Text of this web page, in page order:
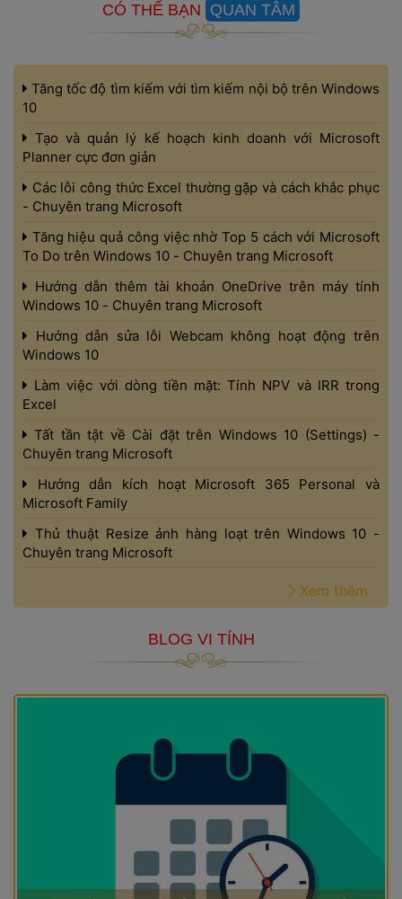
CÓ THỂ BẠN QUAN TÂM
Tăng tốc độ tìm kiếm với tìm kiếm nội bộ trên Windows
10
Tạo và quản lý kế hoạch kinh doanh với Microsoft
Planner cực đơn giản
Các lỗi công thức Excel thường gặp và cách khắc phục
- Chuyên trang Microsoft
Tăng hiệu quả công việc nhờ Top 5 cách với Microsoft
To Do trên Windows 10 - Chuyên trang Microsoft
Hướng dẫn thêm tài khoản OneDrive trên máy tính
Windows 10 - Chuyên trang Microsoft
Hướng dẫn sửa lỗi Webcam không hoạt động trên
Windows 10
Làm việc với dòng tiền mặt: Tính NPV và IRR trong
Excel
Tất tần tật về Cài đặt trên Windows 10 (Settings) -
Chuyên trang Microsoft
Hướng dẫn kích hoạt Microsoft 365 Personal và
Microsoft Family
Thủ thuật Resize ảnh hàng loạt trên Windows 10 -
Chuyên trang Microsoft
Xem thêm
BLOG VI TÍNH